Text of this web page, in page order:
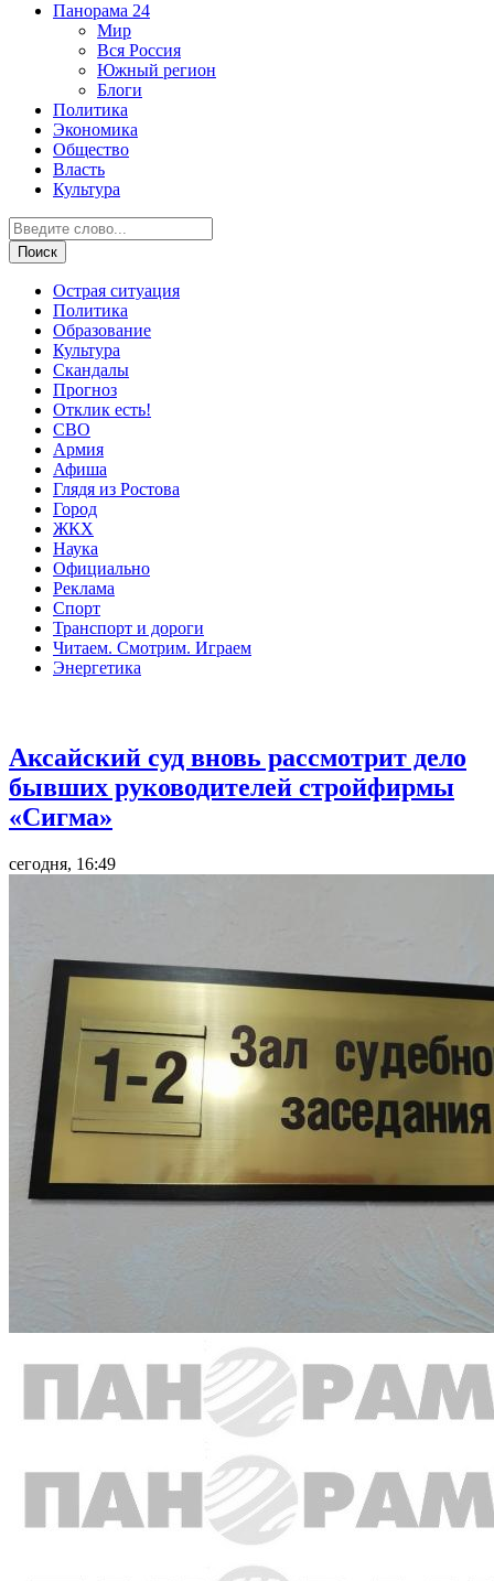
Панорама 24
Мир
Вся Россия
Южный регион
Блоги
Политика
Экономика
Общество
Власть
Культура
Острая ситуация
Политика
Образование
Культура
Скандалы
Прогноз
Отклик есть!
СВО
Армия
Афиша
Глядя из Ростова
Город
ЖКХ
Наука
Официально
Реклама
Спорт
Транспорт и дороги
Читаем. Смотрим. Играем
Энергетика
Аксайский суд вновь рассмотрит дело
бывших руководителей стройфирмы
«Сигма»
сегодня, 16:49